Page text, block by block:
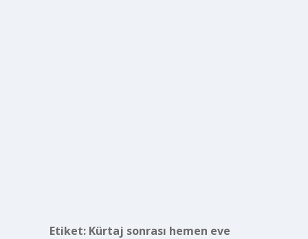
Etiket: Kürtaj sonrası hemen eve